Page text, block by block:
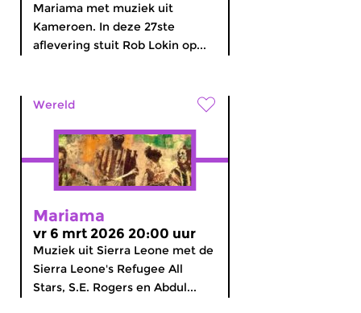
Mariama met muziek uit
Kameroen. In deze 27ste
aflevering stuit Rob Lokin op...
Wereld
Mariama
vr 6 mrt 2026 20:00 uur
Muziek uit Sierra Leone met de
Sierra Leone's Refugee All
Stars, S.E. Rogers en Abdul...